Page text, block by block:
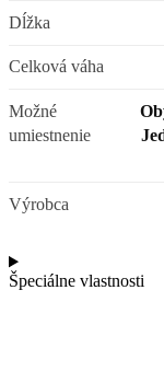
Dĺžka
Celková váha
Možné
umiestnenie
Výrobca
Špeciálne vlastnosti